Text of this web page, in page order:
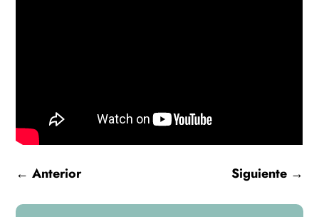
←Anterior Siguiente→